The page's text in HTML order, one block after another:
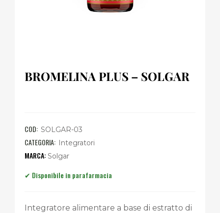
BROMELINA PLUS – SOLGAR
COD: SOLGAR-03
CATEGORIA: Integratori
Solgar
Integratore alimentare a base di estratto di